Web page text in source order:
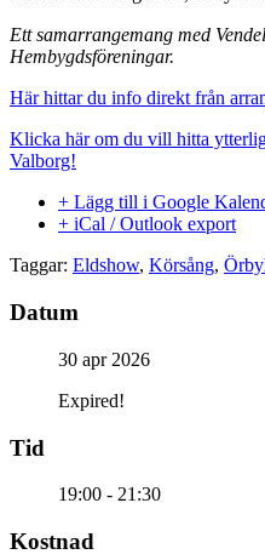
Ett samarrangemang med
Hembygdsföreningar.
Här hittar du info direkt från
Klicka här om du vill hitta
Valborg!
+ Lägg till i Google
+ iCal / Outlook export
Taggar: Eldshow, Körsång,
Datum
30 apr 2026
Expired!
Tid
19:00 - 21:30
Kostnad